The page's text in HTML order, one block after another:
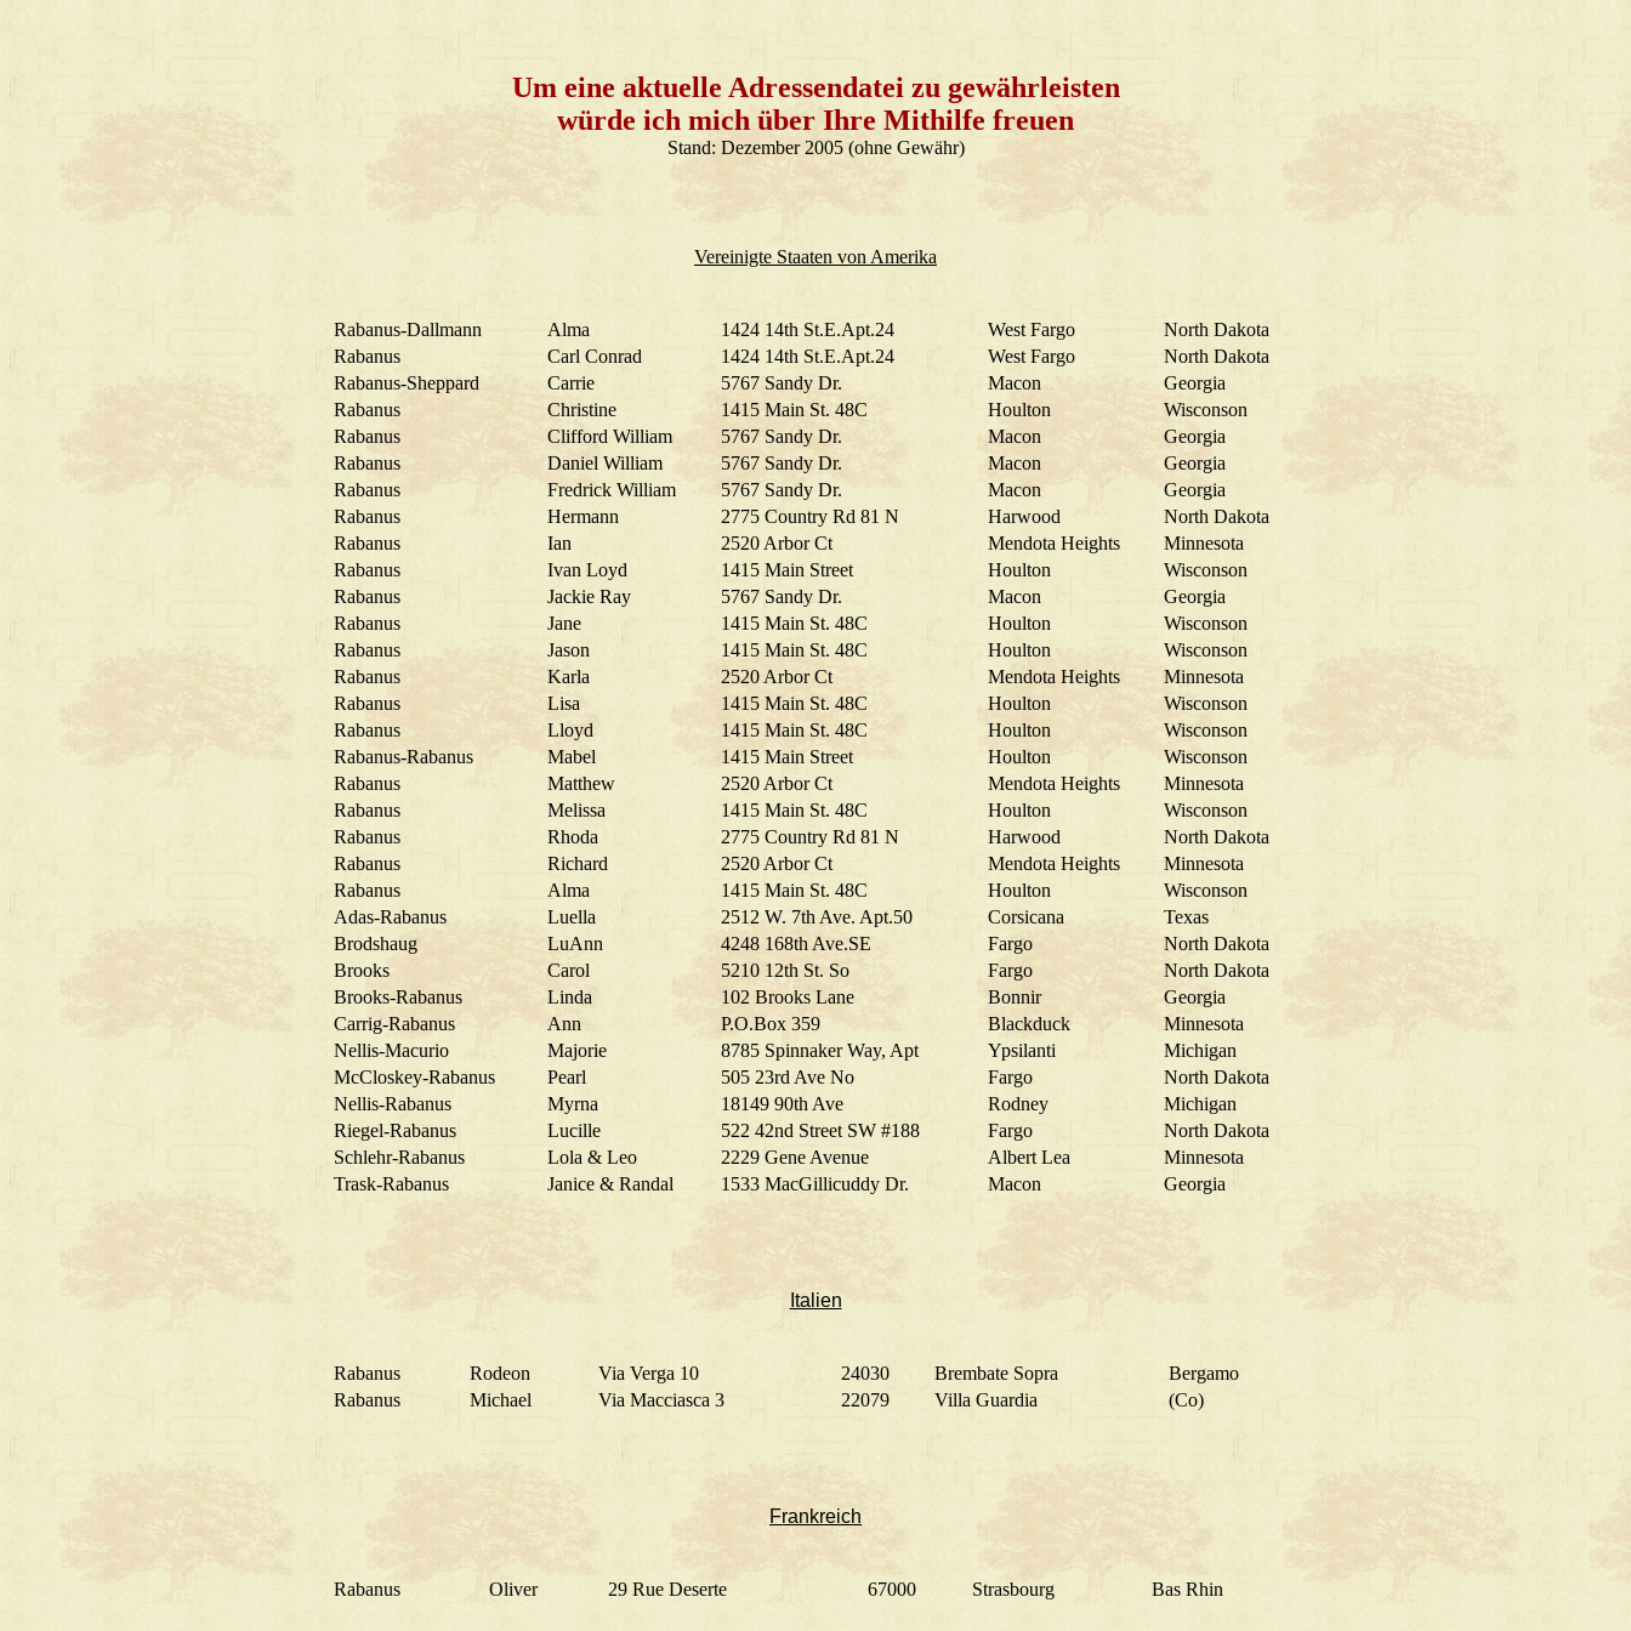
Um eine aktuelle Adressendatei zu gewährleisten
würde ich mich über Ihre Mithilfe freuen
Stand: Dezember 2005 (ohne Gewähr)
Vereinigte Staaten von Amerika
Rabanus-Dallmann Alma 1424 14th St.E.Apt.24 West Fargo
North Dakota
Rabanus
Carl Conrad 1424 14th St.E.Apt.24 West Fargo
North Dakota
Rabanus-Sheppard
Carrie 5767 Sandy Dr. Macon
Georgia
Rabanus
Christine 1415 Main St. 48C Houlton
Wisconson
Rabanus
Clifford William 5767 Sandy Dr. Macon
Georgia
Rabanus
Daniel William 5767 Sandy Dr. Macon
Georgia
Rabanus
Fredrick William 5767 Sandy Dr. Macon
Georgia
Rabanus
Hermann 2775 Country Rd 81 N Harwood
North Dakota
Rabanus
Ian 2520 Arbor Ct Mendota Heights
Minnesota
Rabanus
Ivan Loyd 1415 Main Street Houlton
Wisconson
Rabanus
Jackie Ray 5767 Sandy Dr. Macon
Georgia
Rabanus
Jane 1415 Main St. 48C Houlton
Wisconson
Rabanus
Jason 1415 Main St. 48C Houlton
Wisconson
Rabanus
Karla 2520 Arbor Ct Mendota Heights
Minnesota
Rabanus
Lisa 1415 Main St. 48C Houlton
Wisconson
Rabanus
Lloyd 1415 Main St. 48C Houlton
Wisconson
Rabanus-Rabanus
Mabel 1415 Main Street Houlton
Wisconson
Rabanus
Matthew 2520 Arbor Ct Mendota Heights
Minnesota
Rabanus
Melissa 1415 Main St. 48C Houlton
Wisconson
Rabanus
Rhoda 2775 Country Rd 81 N Harwood
North Dakota
Rabanus
Richard 2520 Arbor Ct Mendota Heights
Minnesota
Rabanus
Alma 1415 Main St. 48C Houlton
Wisconson
Adas-Rabanus
Luella 2512 W. 7th Ave. Apt.50 Corsicana
Texas
Brodshaug
LuAnn 4248 168th Ave.SE Fargo
North Dakota
Brooks
Carol 5210 12th St. So Fargo
North Dakota
Brooks-Rabanus
Linda 102 Brooks Lane Bonnir
Georgia
Carrig-Rabanus
Ann P.O.Box 359 Blackduck
Minnesota
Nellis-Macurio
Majorie 8785 Spinnaker Way, Apt Ypsilanti
Michigan
McCloskey-Rabanus
Pearl 505 23rd Ave No Fargo
North Dakota
Nellis-Rabanus
Myrna 18149 90th Ave Rodney
Michigan
Riegel-Rabanus
Lucille 522 42nd Street SW #188 Fargo
North Dakota
Schlehr-Rabanus
Lola & Leo 2229 Gene Avenue Albert Lea
Minnesota
Trask-Rabanus
Janice & Randal 1533 MacGillicuddy Dr. Macon Georgia
Italien
Rabanus Rodeon Via Verga 10 24030 Brembate Sopra
Bergamo
Rabanus
Michael Via Macciasca 3 22079 Villa Guardia (Co)
Frankreich
Rabanus Oliver 29 Rue Deserte 67000 Strasbourg Bas Rhin